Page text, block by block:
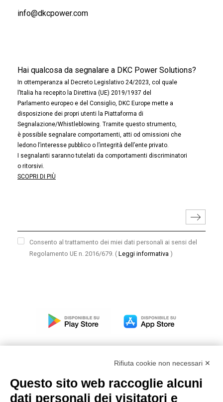
info@dkcpower.com
Hai qualcosa da segnalare a DKC Power Solutions?
In ottemperanza al Decreto Legislativo 24/2023, col quale
l’Italia ha recepito la Direttiva (UE) 2019/1937 del
Parlamento europeo e del Consiglio, DKC Europe mette a
disposizione dei propri utenti la Piattaforma di
Segnalazione/Whistleblowing. Tramite questo strumento,
è possibile segnalare comportamenti, atti od omissioni che
ledono l’interesse pubblico o l’integrità dell’ente privato.
I segnalanti saranno tutelati da comportamenti discriminatori
o ritorsivi.
SCOPRI DI PIÙ
Consento al trattamento dei miei dati personali ai sensi del
Regolamento UE n. 2016/679. ( Leggi informativa )
Modello organizzativo, gestione e controllo – D. lgs.
231/2001
Rifiuta cookie non necessari ✕
Questo sito web raccoglie alcuni
dati personali dei visitatori e